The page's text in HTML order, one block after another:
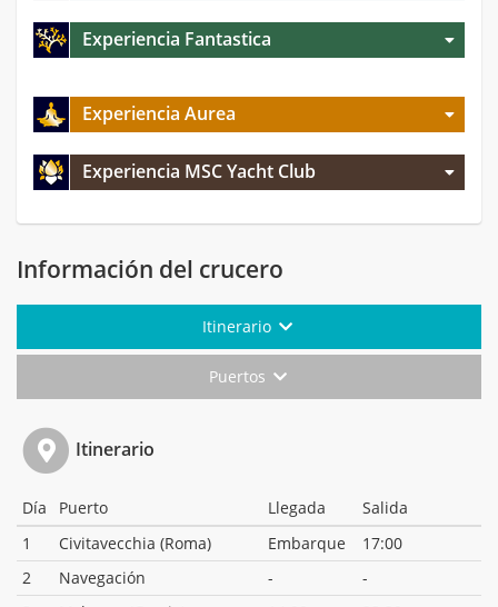
Experiencia Fantastica
Experiencia Aurea
Experiencia MSC Yacht Club
Información del crucero
Itinerario
Puertos
Itinerario
Día Puerto Llegada
Salida
1
Civitavecchia (Roma) Embarque
17:00
2
Navegación -
-